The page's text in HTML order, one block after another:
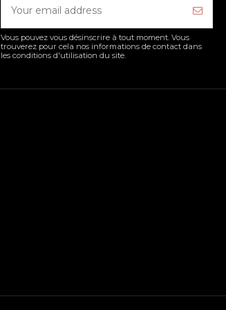
Vous pouvez vous désinscrire à tout moment. Vous
trouverez pour cela nos informations de contact dans
les conditions d'utilisation du site.